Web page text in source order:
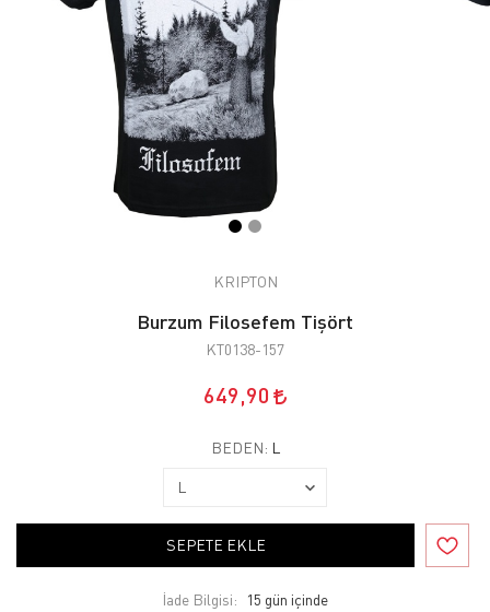
KRIPTON
Burzum Filosefem Tişört
KT0138-157
649,90
BEDEN: L
SEPETE EKLE
İade Bilgisi: